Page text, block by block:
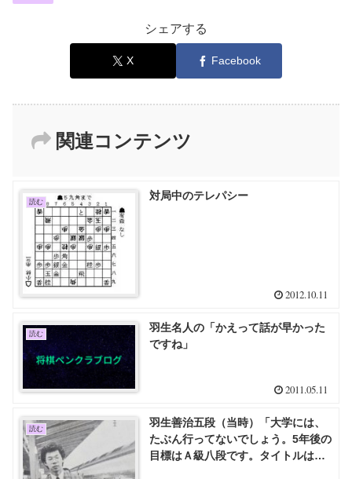
シェアする
X Facebook
関連コンテンツ
読む 対局中のテレパシー
2012.10.11
読む
羽生名人の「かえって話が早かった
ですね」
2011.05.11
読む
羽生善治五段（当時）「大学には、
たぶん行ってないでしょう。5年後の
目標はＡ級八段です。タイトルは、